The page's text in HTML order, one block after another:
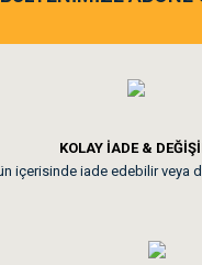
kalitesine ve
Memnunuz. Uygun
KOLAY İADE &
içerisinde iade edebilir veya